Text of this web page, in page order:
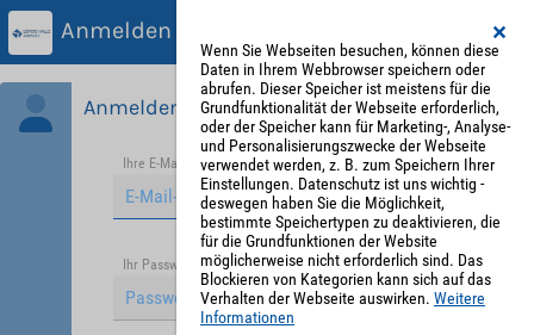
Anmelden
Anmelden
Ihre E-Mail-Adresse *
Passwort vergessen?
Ihr Passwort *
Wenn Sie Webseiten besuchen, können diese
Daten in Ihrem Webbrowser speichern oder
abrufen. Dieser Speicher ist meistens für die
Grundfunktionalität der Webseite erforderlich,
oder der Speicher kann für Marketing-, Analyse-
und Personalisierungszwecke der Webseite
verwendet werden, z. B. zum Speichern Ihrer
Einstellungen. Datenschutz ist uns wichtig -
deswegen haben Sie die Möglichkeit,
bestimmte Speichertypen zu deaktivieren, die
für die Grundfunktionen der Website
möglicherweise nicht erforderlich sind. Das
Blockieren von Kategorien kann sich auf das
Verhalten der Webseite auswirken. Weitere
Informationen